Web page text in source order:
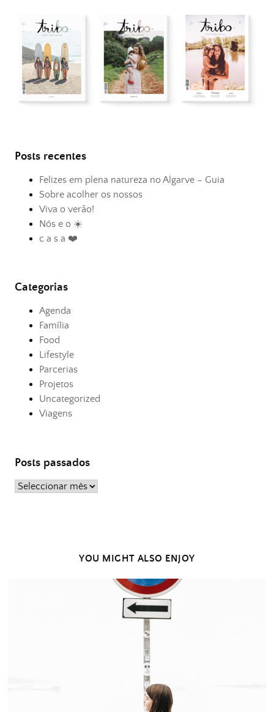
Posts recentes
Felizes em plena natureza no Algarve – Guia
Sobre acolher os nossos
Viva o verão!
Nós e o ☀️
c a s a ❤️
Categorias
Agenda
Família
Food
Lifestyle
Parcerias
Projetos
Uncategorized
Viagens
Posts passados
Posts
YOU MIGHT ALSO ENJOY